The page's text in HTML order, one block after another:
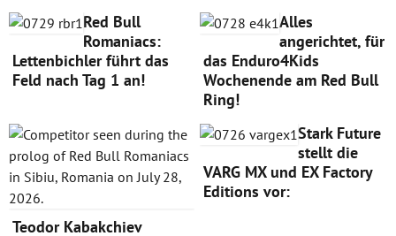
Red Bull
Romaniacs:
Lettenbichler führt das
Feld nach Tag 1 an!
Alles
angerichtet, für
das Enduro4Kids
Wochenende am Red Bull
Ring!
Teodor Kabakchiev
Stark Future
stellt die
VARG MX und EX Factory
Editions vor: